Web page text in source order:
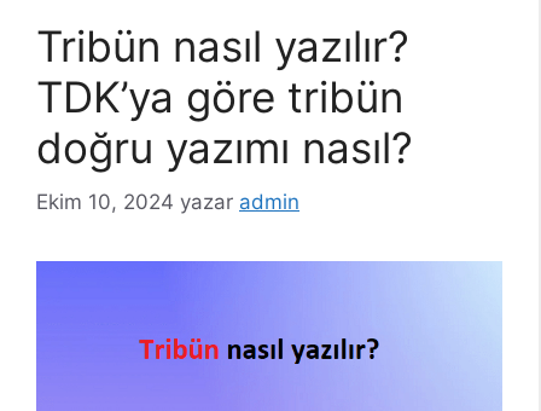
Tribün nasıl yazılır?
TDK’ya göre tribün
doğru yazımı nasıl?
Ekim 10, 2024 yazar admin